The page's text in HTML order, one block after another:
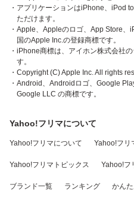
・アプリケーションはiPhone、iPod
ただけます。
・Apple、Appleのロゴ、App Store
国のApple Inc.の登録商標です。
・iPhone商標は、アイホン株式会社
す。
・Copyright (C) Apple Inc. All rights
・Android、Androidロゴ、Google
Google LLC の商標です。
Yahoo!フリマについて
Yahoo!フリマについて Yahoo!フリ
Yahoo!フリマトピックス Yahoo!フ
ブランド一覧 ランキング かん